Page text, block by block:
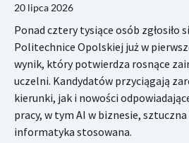
20 lipca 2026
Ponad cztery tysiące osób zgłosiło
Politechnice Opolskiej już w
wynik, który potwierdza rosnące
uczelni. Kandydatów przyciągają
kierunki, jak i nowości
pracy, w tym AI w biznesie,
informatyka stosowana.